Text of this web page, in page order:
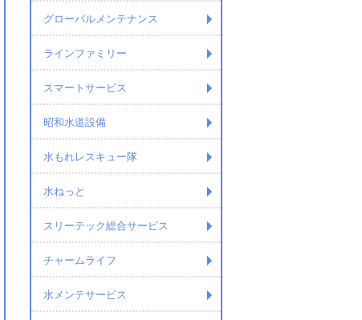
グローバルメンテナンス
ラインファミリー
スマートサービス
昭和水道設備
水もれレスキュー隊
水ねっと
スリーテック総合サービス
チャームライフ
水メンテサービス